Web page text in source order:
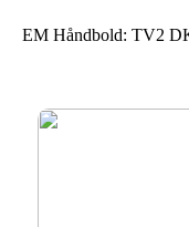
EM Håndbold: TV2